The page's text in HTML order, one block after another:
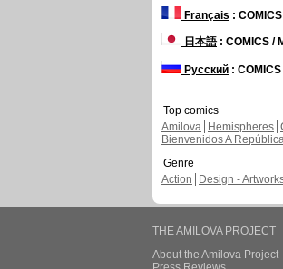
Français :
日本語: COMICS /
Русский :
Top comics
Amilova
Hemispheres
Bienvenidos A
Genre
Action
Design -
THE AMILOVA PROJECT
About the Amilova Project